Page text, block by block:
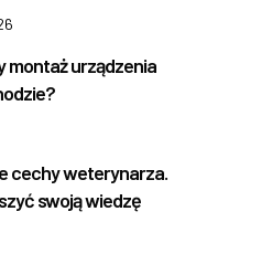
montaż urządzenia
cechy weterynarza.
swoją wiedzę